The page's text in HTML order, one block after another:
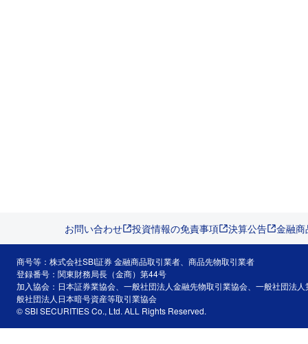
お問い合わせ 投資情報の免責事項 決算公告 金融
商号等：株式会社SBI証券 金融商品取引業者、商品先物取引業者
登録番号：関東財務局長（金商）第44号
加入協会：日本証券業協会、一般社団法人金融先物取引業協会、一般社団法
般社団法人日本暗号資産等取引業協会
© SBI SECURITIES Co., Ltd. ALL Rights Reserved.